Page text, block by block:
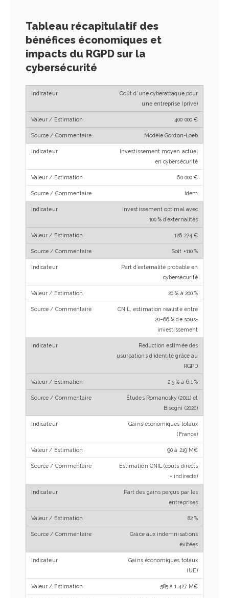
Tableau récapitulatif des
bénéfices économiques et
impacts du RGPD sur la
cybersécurité
Coût d’une cyberattaque pour
une entreprise (privé)
400 000 €
Modèle Gordon-Loeb
Investissement moyen actuel
en cybersécurité
60 000 €
Idem
Investissement optimal avec
100 % d’externalités
126 274 €
Soit +110 %
Part d’externalité probable en
cybersécurité
20 % à 200 %
CNIL, estimation réaliste entre
20–66 % de sous-
investissement
Réduction estimée des
usurpations d’identité grâce au
RGPD
2,5 % à 6,1 %
Études Romanosky (2011) et
Bisogni (2020)
Gains économiques totaux
(France)
90 à 219 M€
Estimation CNIL (coûts directs
+ indirects)
Part des gains perçus par les
entreprises
82 %
Grâce aux indemnisations
évitées
Gains économiques totaux
(UE)
585 à 1 427 M€